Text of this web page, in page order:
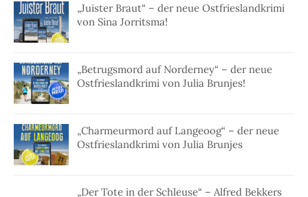
„Juister Braut“ – der neue Ostfrieslandkrimi
von Sina Jorritsma!
„Betrugsmord auf Norderney“ – der neue
Ostfrieslandkrimi von Julia Brunjes!
„Charmeurmord auf Langeoog“ – der neue
Ostfrieslandkrimi von Julia Brunjes
„Der Tote in der Schleuse“ – Alfred Bekkers